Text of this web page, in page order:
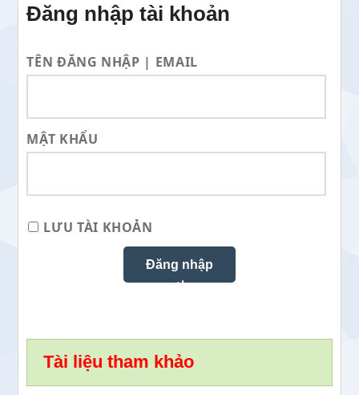
Đăng nhập tài khoản
TÊN ĐĂNG NHẬP | EMAIL
MẬT KHẨU
LƯU TÀI KHOẢN
Tài liệu tham khảo